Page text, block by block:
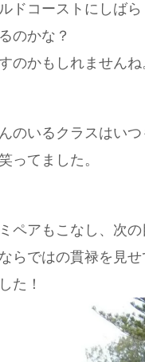
ドコーストにしば
のかな？
のかもしれませんね
のいるクラスはいつ
ってました。
ペアもこなし、次
らではの貫禄を見
た！